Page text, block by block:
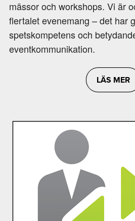
mässor och workshops. Vi är
flertalet evenemang – det har
spetskompetens och
eventkommunikation.
LÄS MER